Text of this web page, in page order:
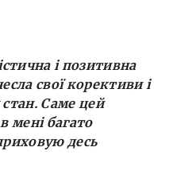
і позитивна
свої корективи і
Саме цей
мені багато
десь